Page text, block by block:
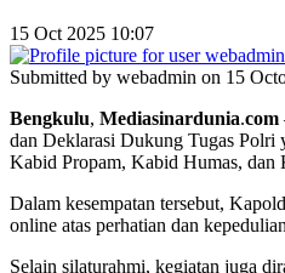
15 Oct 2025 10:07
Submitted by webadmin on 15
Bengkulu, Mediasinardunia.com
dan Deklarasi Dukung Tugas Polri
Kabid Propam, Kabid Humas, dan
Dalam kesempatan tersebut,
online atas perhatian dan
Selain silaturahmi, kegiatan juga